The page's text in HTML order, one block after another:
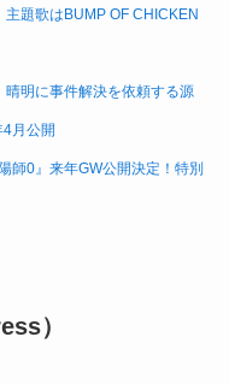
題歌はBUMP OF CHICKEN
晴明に事件解決を依頼する源
月公開
師0』来年GW公開決定！特別
）